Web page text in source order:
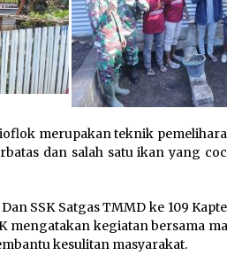
merupakan teknik
dan salah satu ikan yang
SSK Satgas TMMD ke 109
mengatakan kegiatan bersama
kesulitan masyarakat.